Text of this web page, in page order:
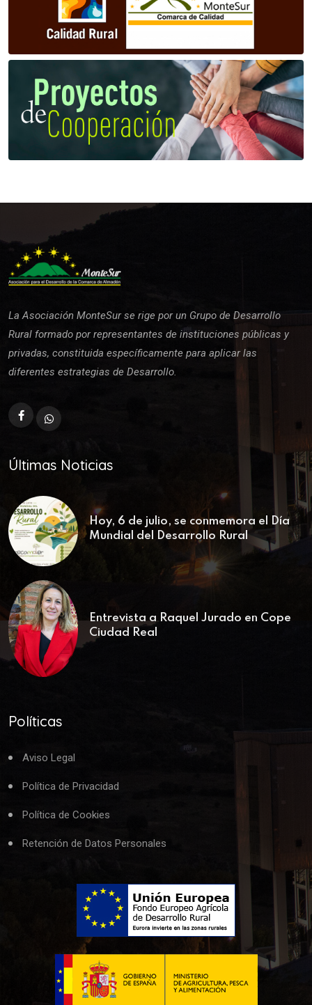
La Asociación MonteSur se rige por un Grupo de Desarrollo
Rural formado por representantes de instituciones públicas y
privadas, constituida específicamente para aplicar las
diferentes estrategias de Desarrollo.
Últimas Noticias
Hoy, 6 de julio, se conmemora el Día
Mundial del Desarrollo Rural
Entrevista a Raquel Jurado en Cope
Ciudad Real
Políticas
Aviso Legal
Política de Privacidad
Política de Cookies
Retención de Datos Personales